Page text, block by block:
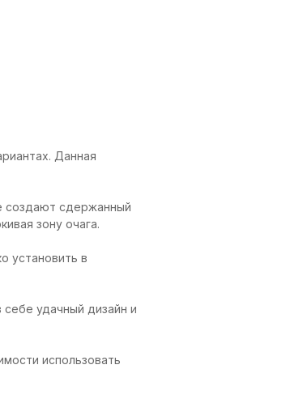
Данная
создают сдержанный
зону очага.
установить в
себе удачный дизайн и
использовать